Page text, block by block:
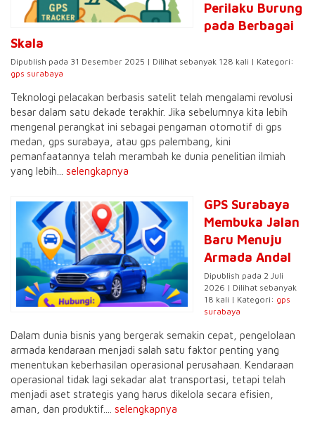
Perilaku Burung
pada Berbagai
Skala
Dipublish pada 31 Desember 2025 | Dilihat sebanyak 128 kali | Kategori:
gps surabaya
Teknologi pelacakan berbasis satelit telah mengalami revolusi
besar dalam satu dekade terakhir. Jika sebelumnya kita lebih
mengenal perangkat ini sebagai pengaman otomotif di gps
medan, gps surabaya, atau gps palembang, kini
pemanfaatannya telah merambah ke dunia penelitian ilmiah
yang lebih... selengkapnya
GPS Surabaya
Membuka Jalan
Baru Menuju
Armada Andal
Dipublish pada 2 Juli
2026 | Dilihat sebanyak
18 kali | Kategori: gps
surabaya
Dalam dunia bisnis yang bergerak semakin cepat, pengelolaan
armada kendaraan menjadi salah satu faktor penting yang
menentukan keberhasilan operasional perusahaan. Kendaraan
operasional tidak lagi sekadar alat transportasi, tetapi telah
menjadi aset strategis yang harus dikelola secara efisien,
aman, dan produktif.... selengkapnya